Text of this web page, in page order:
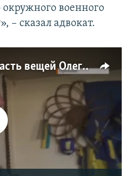
военного
– сказал адвокат.
«Не вернули Бандеру». Часть вещей Олега Приходько все еще у ФСБ (видео)
available